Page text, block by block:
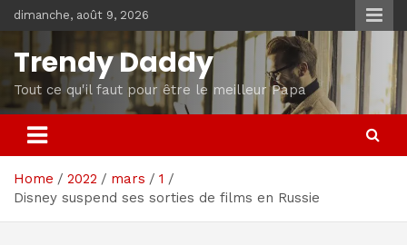
Skip
to
content
dimanche, août 9, 2026
Trendy Daddy
Tout ce qu'il faut pour être le meilleur Papa
Home 2022 mars
1
Disney suspend ses sorties de films en Russie